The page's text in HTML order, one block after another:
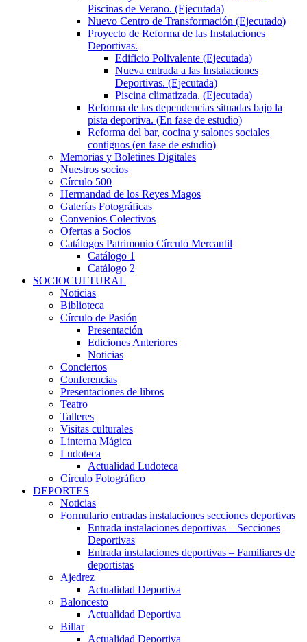
Piscinas de Verano. (Ejecutada)
Nuevo Centro de Transformación (Ejecutado)
Proyecto de Reforma de las Instalaciones
Deportivas.
Edificio Polivalente (Ejecutada)
Nueva entrada a las Instalaciones
Deportivas. (Ejecutada)
Piscina climatizada. (Ejecutada)
Reforma de las dependencias situadas bajo la
pista deportiva. (En fase de estudio)
Reforma del bar, cocina y salones sociales
contiguos (en fase de estudio)
Memorias y Boletines Digitales
Nuestros socios
Círculo 500
Hermandad de los Reyes Magos
Galerías Fotográficas
Convenios Colectivos
Ofertas a Socios
Catálogos Patrimonio Círculo Mercantil
Catálogo 1
Catálogo 2
SOCIOCULTURAL
Noticias
Biblioteca
Círculo de Pasión
Presentación
Ediciones Anteriores
Noticias
Conciertos
Conferencias
Presentaciones de libros
Teatro
Talleres
Visitas culturales
Linterna Mágica
Ludoteca
Actualidad Ludoteca
Círculo Fotográfico
DEPORTES
Noticias
Formulario entradas instalaciones secciones deportivas
Entrada instalaciones deportivas – Secciones
Deportivas
Entrada instalaciones deportivas – Familiares de
deportistas
Ajedrez
Actualidad Deportiva
Baloncesto
Actualidad Deportiva
Billar
Actualidad Deportiva